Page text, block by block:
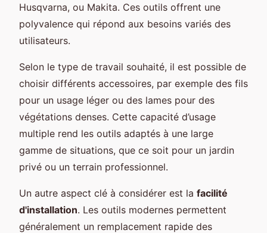
Husqvarna, ou Makita. Ces outils offrent une
polyvalence qui répond aux besoins variés des
utilisateurs.
Selon le type de travail souhaité, il est possible de
choisir différents accessoires, par exemple des fils
pour un usage léger ou des lames pour des
végétations denses. Cette capacité d’usage
multiple rend les outils adaptés à une large
gamme de situations, que ce soit pour un jardin
privé ou un terrain professionnel.
Un autre aspect clé à considérer est la facilité
d'installation. Les outils modernes permettent
généralement un remplacement rapide des